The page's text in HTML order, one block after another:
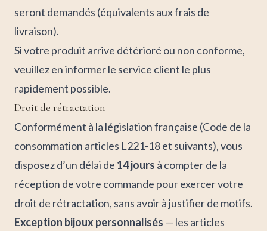
seront demandés (équivalents aux frais de
livraison).
Si votre produit arrive détérioré ou non conforme,
veuillez en informer le service client le plus
rapidement possible.
Droit de rétractation
Conformément à la législation française (Code de la
consommation articles L221-18 et suivants), vous
disposez d’un délai de 14 jours à compter de la
réception de votre commande pour exercer votre
droit de rétractation, sans avoir à justifier de motifs.
Exception bijoux personnalisés — les articles